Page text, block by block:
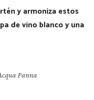
y armoniza estos
de vino blanco y una
Panna